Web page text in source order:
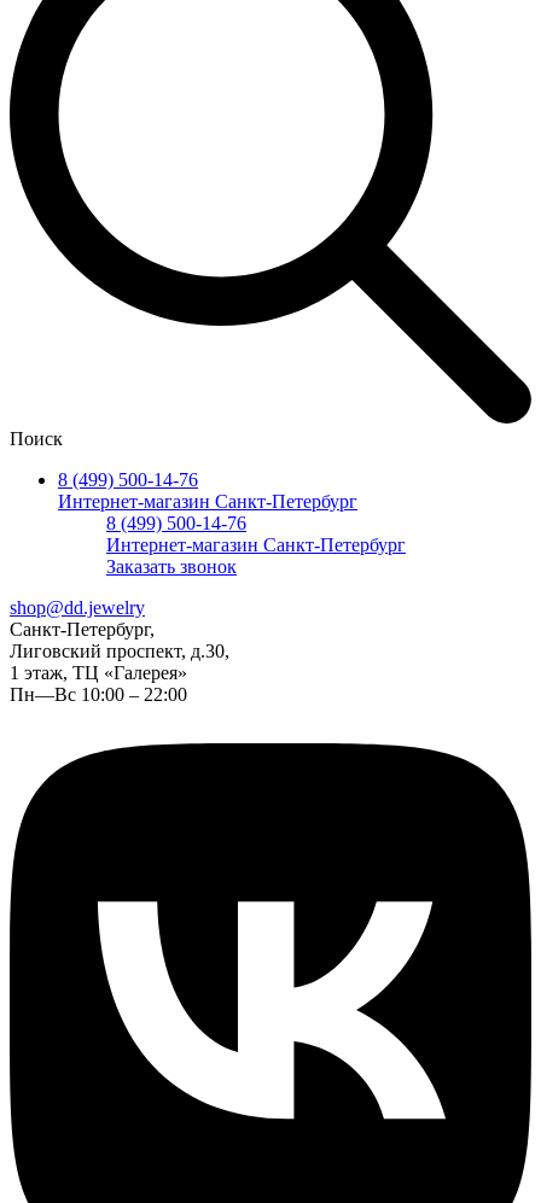
Поиск
8 (499) 500-14-76
Интернет-магазин Санкт-Петербург
8 (499) 500-14-76
Интернет-магазин Санкт-Петербург
Заказать звонок
shop@dd.jewelry
Санкт-Петербург,
Лиговский проспект, д.30,
1 этаж, ТЦ «Галерея»
Пн—Вс 10:00 – 22:00